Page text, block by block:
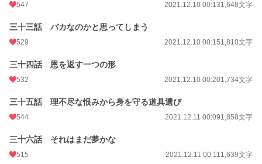
547 2021.12.10 00:131,648文字
三十三話 バカなのかと思ってしまう
529 2021.12.10 00:151,810文字
三十四話 恩を返す一つの形
532 2021.12.10 00:201,734文字
三十五話 理不尽な恨みから身を守る道具選び
544 2021.12.11 00:091,858文字
三十六話 それはまだ夢かな
515 2021.12.11 00:111,639文字